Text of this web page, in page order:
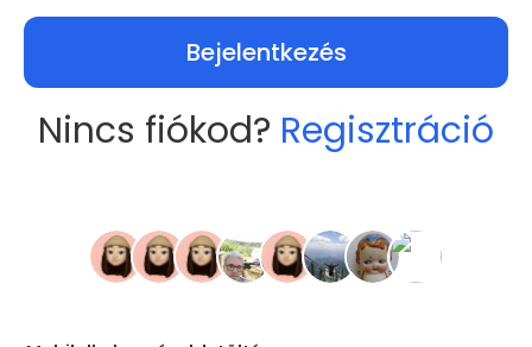
Bejelentkezés
Nincs fiókod? Regisztráció